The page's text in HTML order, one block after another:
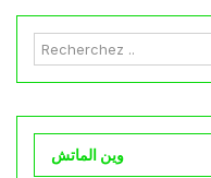
وين الماتش